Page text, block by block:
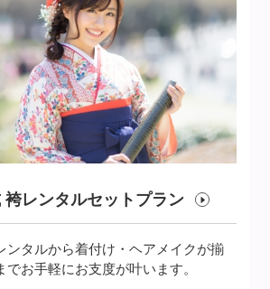
レンタルセットプラ ン
ンタルから着付け・ヘアメイクが揃
でお手軽にお支度が叶います。